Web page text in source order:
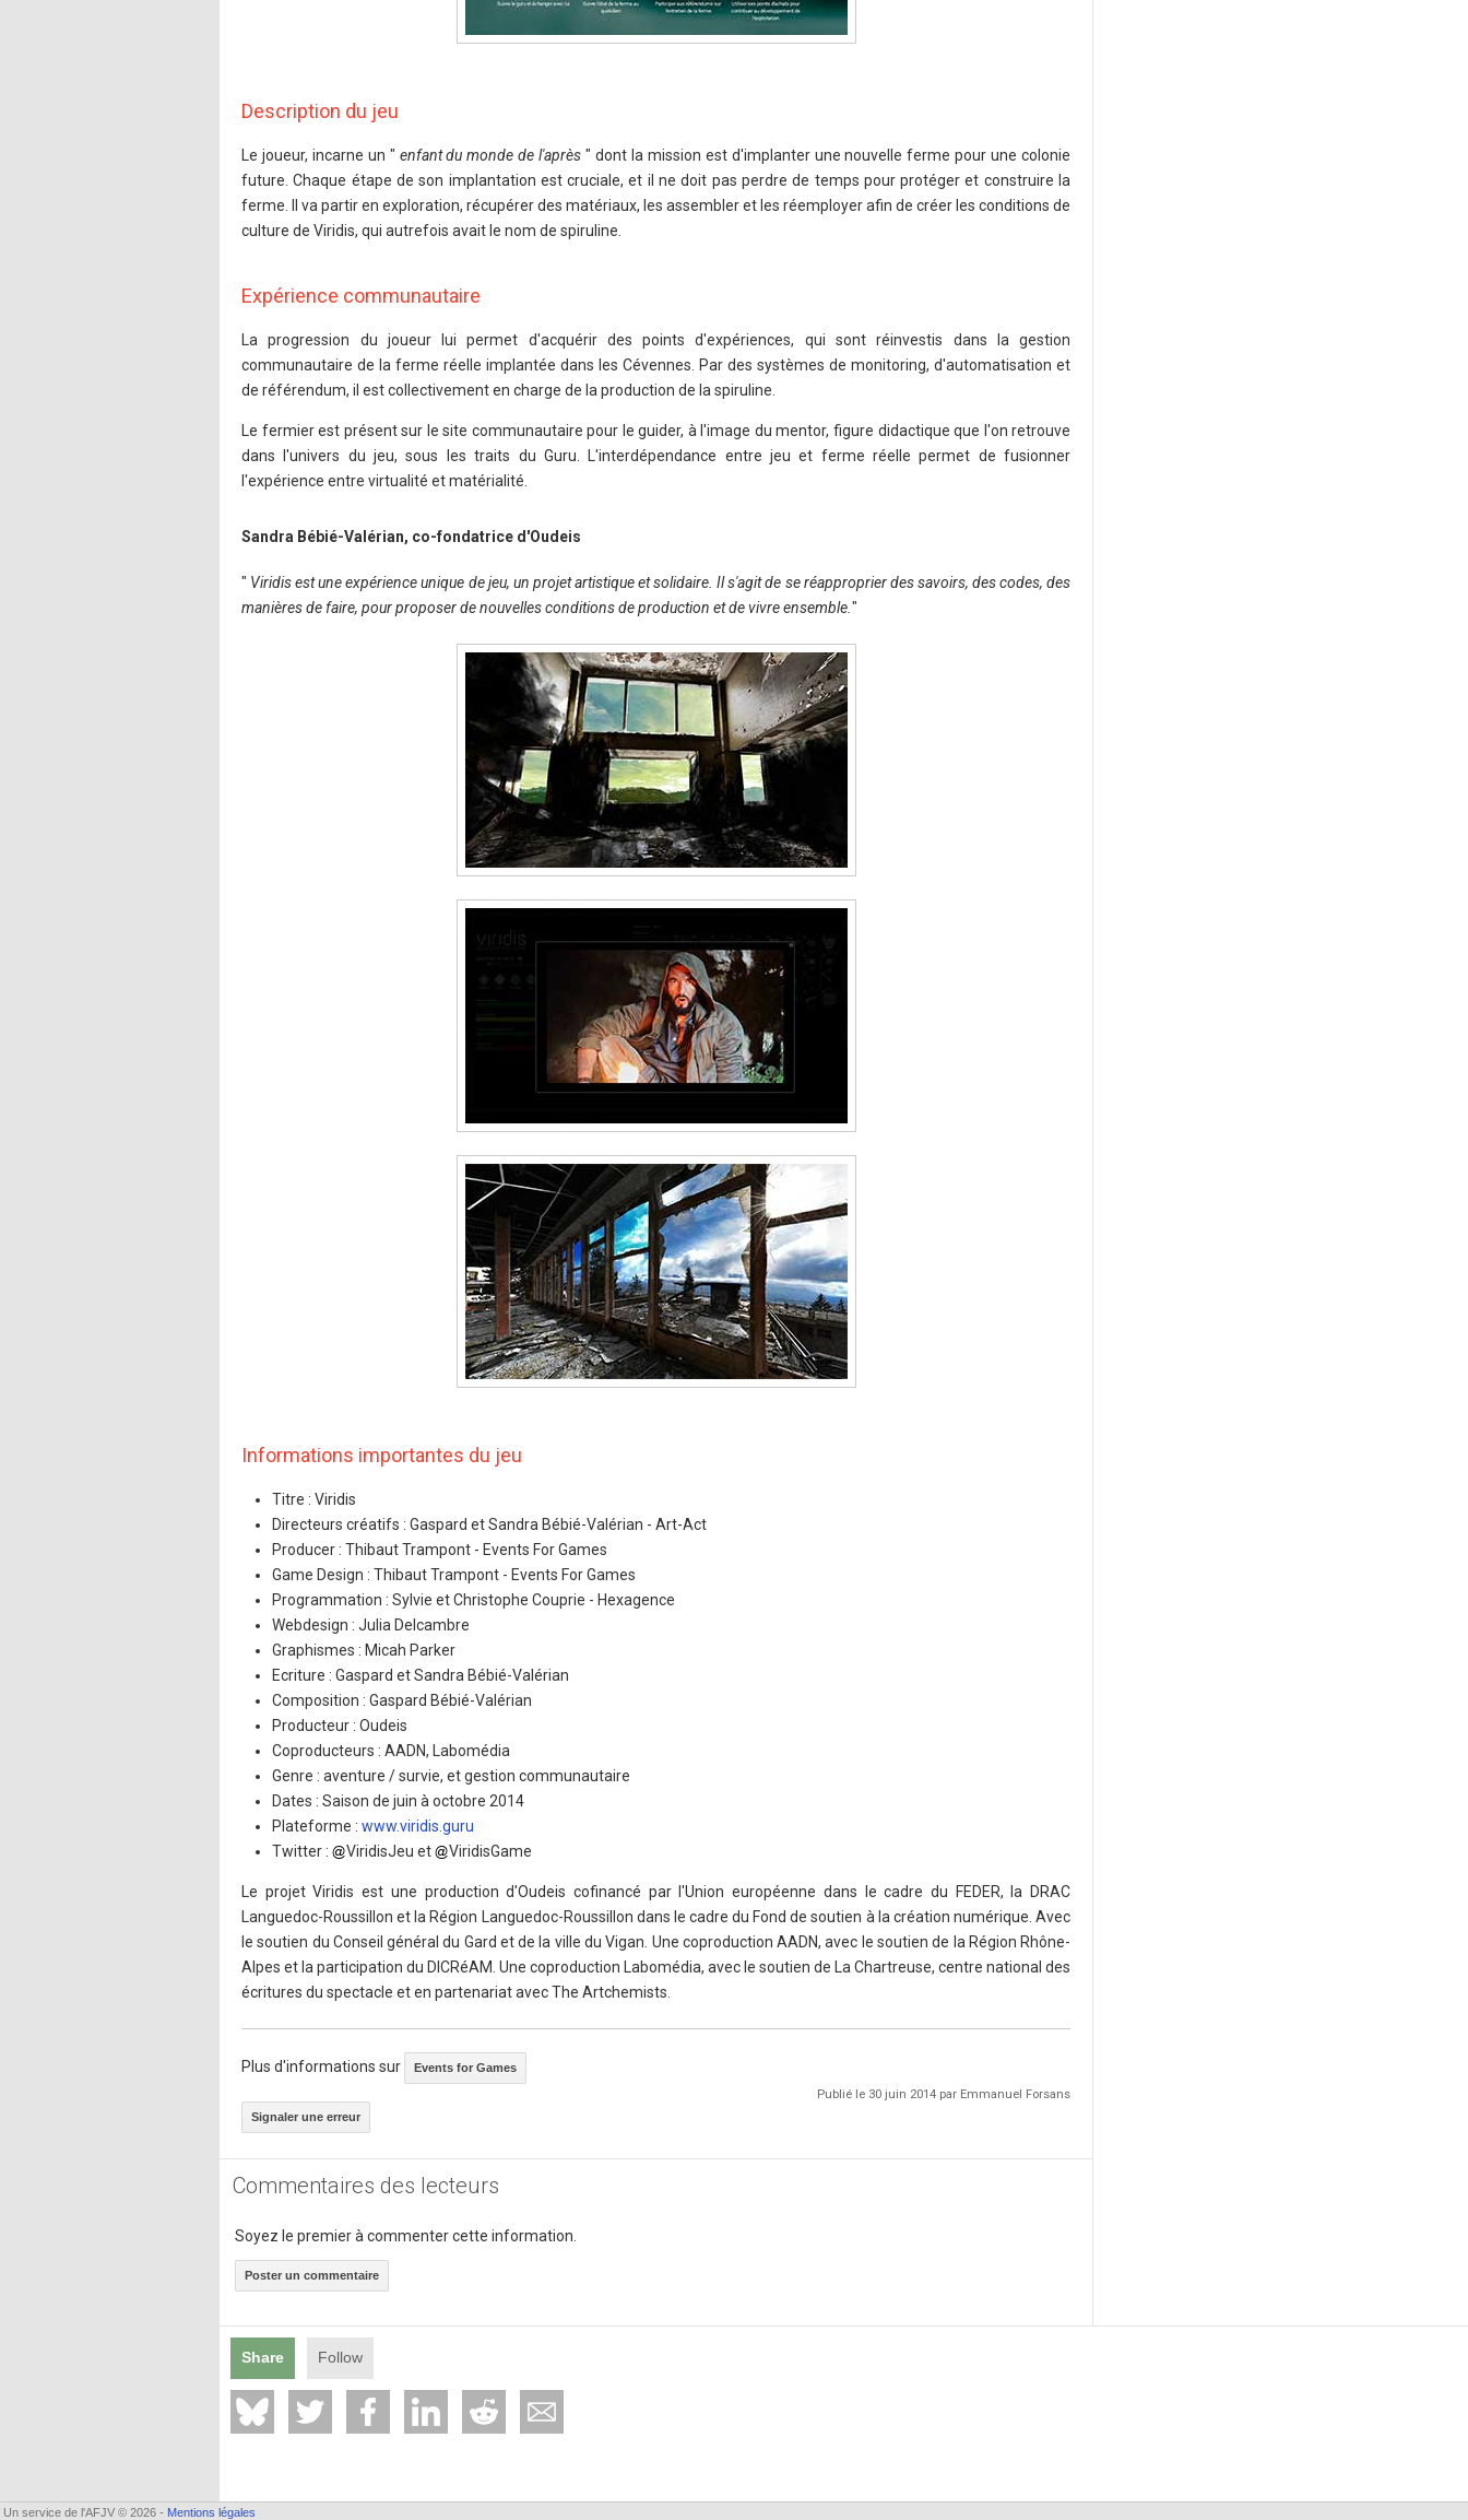
Description du jeu
Le joueur, incarne un " enfant du monde de l'après" dont la mission est d'implanter une nouvelle ferme pour une colonie
future. Chaque étape de son implantation est cruciale, et il ne doit pas perdre de temps pour protéger et construire la
ferme. Il va partir en exploration, récupérer des matériaux, les assembler et les réemployer afin de créer les conditions de
culture de Viridis, qui autrefois avait le nom de spiruline.
Expérience communautaire
La progression du joueur lui permet d'acquérir des points d'expériences, qui sont réinvestis dans la gestion
communautaire de la ferme réelle implantée dans les Cévennes. Par des systèmes de monitoring, d'automatisation et
de référendum, il est collectivement en charge de la production de la spiruline.
Le fermier est présent sur le site communautaire pour le guider, à l'image du mentor, figure didactique que l'on retrouve
dans l'univers du jeu, sous les traits du Guru. L'interdépendance entre jeu et ferme réelle permet de fusionner
l'expérience entre virtualité et matérialité.
Sandra Bébié-Valérian, co-fondatrice d'Oudeis
" Viridis est une expérience unique de jeu, un projet artistique et solidaire. Il s'agit de se réapproprier des savoirs, des codes, des
manières de faire, pour proposer de nouvelles conditions de production et de vivre ensemble. "
Informations importantes du jeu
Titre : Viridis
Directeurs créatifs : Gaspard et Sandra Bébié-Valérian - Art-Act
Producer : Thibaut Trampont - Events For Games
Game Design : Thibaut Trampont - Events For Games
Programmation : Sylvie et Christophe Couprie - Hexagence
Webdesign : Julia Delcambre
Graphismes : Micah Parker
Ecriture : Gaspard et Sandra Bébié-Valérian
Composition : Gaspard Bébié-Valérian
Producteur : Oudeis
Coproducteurs : AADN, Labomédia
Genre : aventure / survie, et gestion communautaire
Dates : Saison de juin à octobre 2014
Plateforme : www.viridis.guru
Twitter :
ViridisJeu et ViridisGame
Le projet Viridis est une production d'Oudeis cofinancé par l'Union européenne dans le cadre du FEDER, la DRAC
Languedoc-Roussillon et la Région Languedoc-Roussillon dans le cadre du Fond de soutien à la création numérique. Avec
le soutien du Conseil général du Gard et de la ville du Vigan. Une coproduction AADN, avec le soutien de la Région Rhône-
Alpes et la participation du DICRéAM. Une coproduction Labomédia, avec le soutien de La Chartreuse, centre national des
écritures du spectacle et en partenariat avec The Artchemists.
Plus d'informations sur Events for Games
Publié le 30 juin 2014 par Emmanuel Forsans
Signaler une erreur
Commentaires des lecteurs
Soyez le premier à commenter cette information.
Poster un commentaire
Share Follow
Un service de l'AFJV © 2026 - Mentions légales